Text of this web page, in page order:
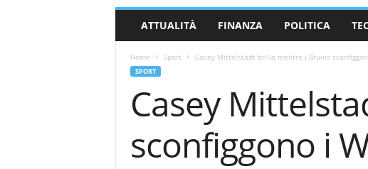
ATTUALITÀ FINANZA POLITICA
Home Sport Casey Mittelstadt brilla mentre i Bruins
SPORT
Casey
sconfiggono i